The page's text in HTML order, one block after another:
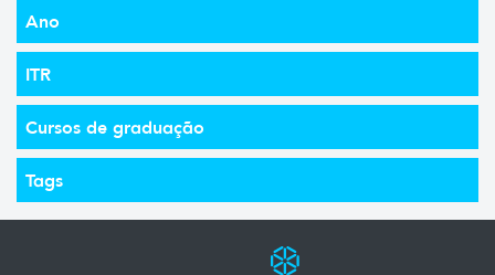
Ano
ITR
Cursos de graduação
Tags